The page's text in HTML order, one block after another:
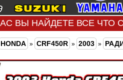
НАС ВЫ НАЙДЕТЕ ВСЕ
HONDA » CRF450R » 2003 »